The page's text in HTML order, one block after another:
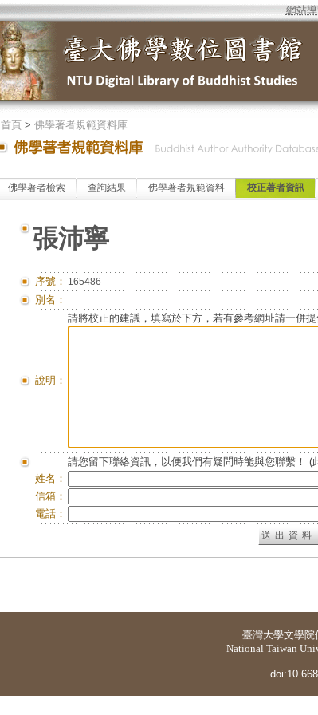
網站
首頁> 佛學著者規範資料庫
佛學著者檢索 查詢結果 佛學著者規範資料 校正著者資訊
張沛寧
序號： 165486
別名：
說明：
請將校正的建議，填寫於下方，若有參考網址請一併提
請您留下聯絡資訊，以便我們有疑問時能與您聯繫！ (
姓名：
信箱：
電話：
臺灣大學文學院
National Taiwan